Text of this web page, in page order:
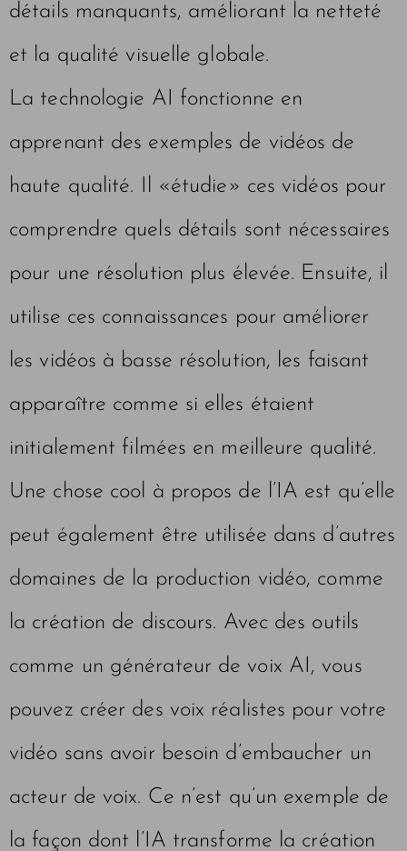
détails manquants, améliorant la netteté
et la qualité visuelle globale.
La technologie AI fonctionne en
apprenant des exemples de vidéos de
haute qualité. Il «étudie» ces vidéos pour
comprendre quels détails sont nécessaires
pour une résolution plus élevée. Ensuite, il
utilise ces connaissances pour améliorer
les vidéos à basse résolution, les faisant
apparaître comme si elles étaient
initialement filmées en meilleure qualité.
Une chose cool à propos de l’IA est qu’elle
peut également être utilisée dans d’autres
domaines de la production vidéo, comme
la création de discours. Avec des outils
comme un générateur de voix AI, vous
pouvez créer des voix réalistes pour votre
vidéo sans avoir besoin d’embaucher un
acteur de voix. Ce n’est qu’un exemple de
la façon dont l’IA transforme la création